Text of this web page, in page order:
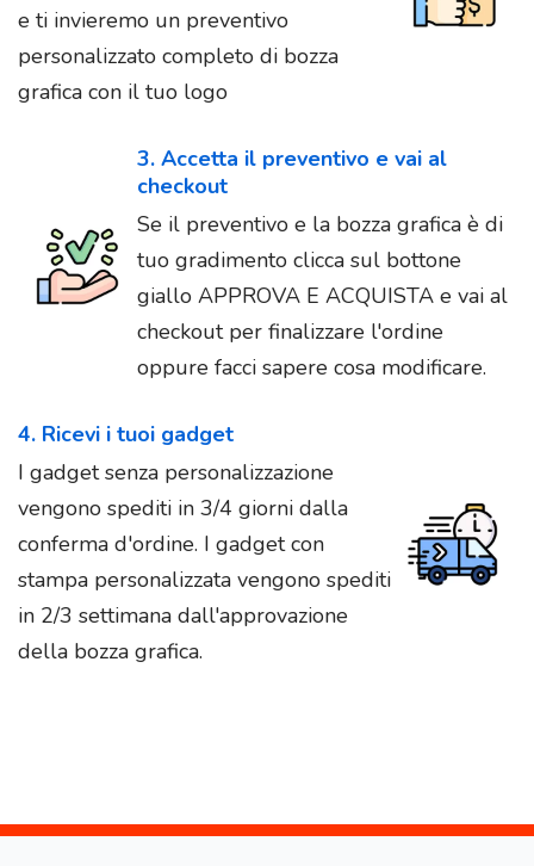
e ti invieremo un preventivo
personalizzato completo di bozza
grafica con il tuo logo
3. Accetta il preventivo e vai al
checkout
Se il preventivo e la bozza grafica è di
tuo gradimento clicca sul bottone
giallo APPROVA E ACQUISTA e vai al
checkout per finalizzare l'ordine
oppure facci sapere cosa modificare.
4. Ricevi i tuoi gadget
I gadget senza personalizzazione
vengono spediti in 3/4 giorni dalla
conferma d'ordine. I gadget con
stampa personalizzata vengono spediti
in 2/3 settimana dall'approvazione
della bozza grafica.